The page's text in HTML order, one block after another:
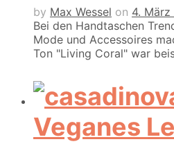
by Max Wessel on 4.
Bei den Handtaschen
Mode und Accessoires
Ton "Living Coral" war
Veganes